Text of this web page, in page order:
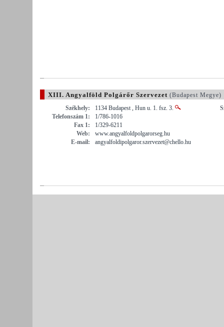
XIII. Angyalföld Polgárőr Szervezet (Budapest Megye)
Székhely:
1134 Budapest , Hun u. 1. fsz. 3.
Telefonszám 1:
1/786-1016
Fax 1:
1/329-6211
Web:
www.angyalfoldpolgarorseg.hu
E-mail:
angyalfoldipolgaror.szervezet@chello.hu